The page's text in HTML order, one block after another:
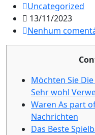
Uncategorized
13/11/2023
Nenhum
Möchten Sie
Sehr wohl
Waren As part
Nachrichten
Das Beste